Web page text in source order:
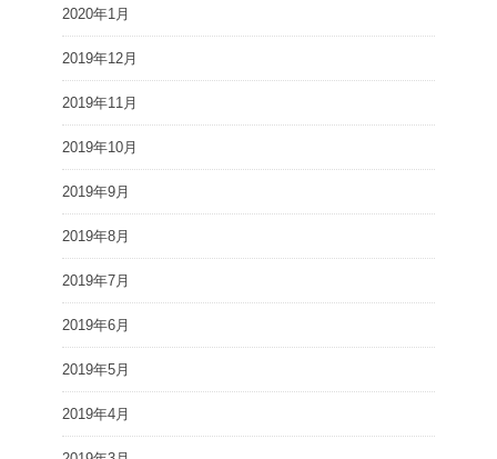
2020年1月
2019年12月
2019年11月
2019年10月
2019年9月
2019年8月
2019年7月
2019年6月
2019年5月
2019年4月